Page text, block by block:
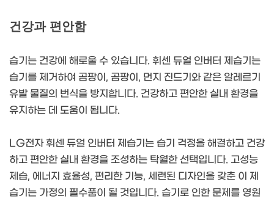
건강과 편안함
습기는 건강에 해로울 수 있습니다. 휘센 듀얼 인버터 제습기는
습기를 제거하여 곰팡이, 곰팡이, 먼지 진드기와 같은 알레르기
유발 물질의 번식을 방지합니다. 건강하고 편안한 실내 환경을
유지하는 데 도움이 됩니다.
LG전자 휘센 듀얼 인버터 제습기는 습기 걱정을 해결하고 건강
하고 편안한 실내 환경을 조성하는 탁월한 선택입니다. 고성능
제습, 에너지 효율성, 편리한 기능, 세련된 디자인을 갖춘 이 제
습기는 가정의 필수품이 될 것입니다. 습기로 인한 문제를 영원